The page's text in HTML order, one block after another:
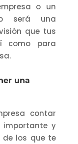
o un
será una
que tus
como para
una
contar
importante y
de los que te